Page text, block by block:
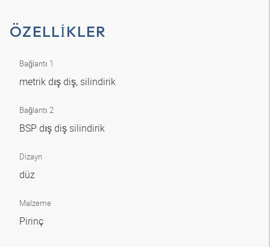
ÖZELLIKLER
Bağlantı 1
metrik dış diş, silindirik
Bağlantı 2
BSP dış diş silindirik
Dizayn
düz
Malzeme
Pirinç